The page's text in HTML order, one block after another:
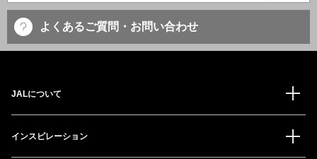
よくあるご質問・お問い合わせ
JALについて
インスピレーション